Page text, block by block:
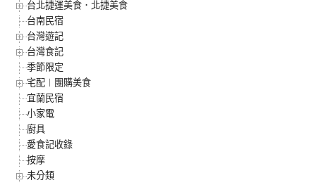
台北捷運美食．北捷美食
台南民宿
台灣遊記
台灣食記
季節限定
宅配︱團購美食
宜蘭民宿
小家電
廚具
愛食記收錄
按摩
未分類